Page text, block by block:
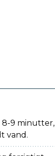
8-9 minutter,
vand.